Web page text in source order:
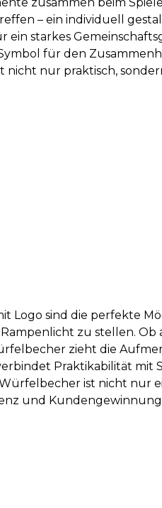
– ein individuell
ein starkes
für den
nicht nur praktisch,
Logo sind die perfekte
zu stellen.
zieht die
Praktikabilität mit
ist nicht nur
und